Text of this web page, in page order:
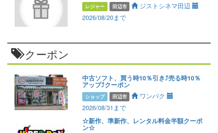
レジャー 田辺市
ジストシネマ田辺
2026/08/20まで
クーポン
中古ソフト、買う時10％引き⤴️売る時10％
アップ⤴️クーポン
ショップ 田辺市
ワンパク
2026/08/31まで
☆新作、準新作、レンタル料金半額クーポ
ン☆